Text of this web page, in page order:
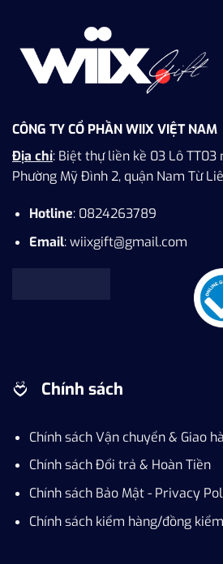
CÔNG TY CỔ PHẦN WIIX VIỆT NAM
Địa chỉ: Biệt thự liền kề 03 Lô TT03
Phường Mỹ Đình 2, quận Nam Từ
Hotline: 0824263789
Email: wiixgift@gmail.com
Chính sách
Chính sách Vận chuyển & Giao
Chính sách Đổi trả & Hoàn Tiền
Chính sách Bảo Mật - Privacy
Chính sách kiểm hàng/đồng kiểm